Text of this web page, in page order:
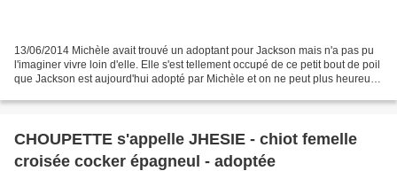
13/06/2014 Michèle avait trouvé un adoptant pour Jackson mais n'a pas pu
l'imaginer vivre loin d'elle. Elle s'est tellement occupé de ce petit bout de poil
que Jackson est aujourd'hui adopté par Michèle et on ne peut plus heureux.
CHOUPETTE s'appelle JHESIE - chiot femelle
croisée cocker épagneul - adoptée